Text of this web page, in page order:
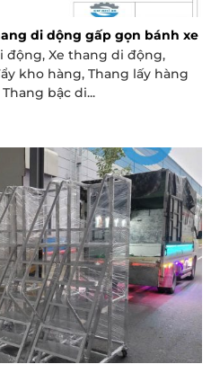
di dộng gấp gọn bánh xe
động, Xe thang di động,
kho hàng, Thang lấy hàng
bậc di...